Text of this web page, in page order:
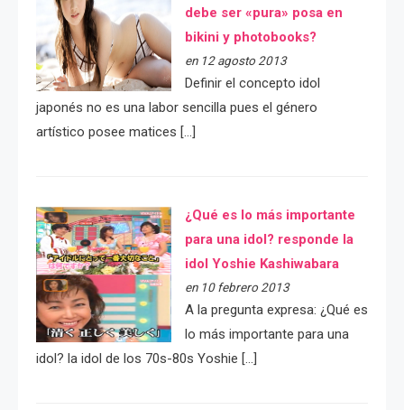
debe ser «pura» posa en
bikini y photobooks?
en 12 agosto 2013
Definir el concepto idol
japonés no es una labor sencilla pues el género
artístico posee matices […]
¿Qué es lo más importante
para una idol? responde la
idol Yoshie Kashiwabara
en 10 febrero 2013
A la pregunta expresa: ¿Qué es
lo más importante para una
idol? la idol de los 70s-80s Yoshie […]